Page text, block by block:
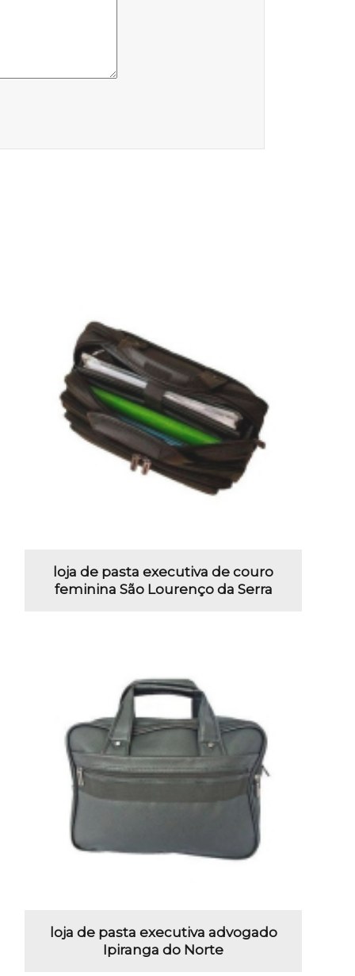
loja de pasta executiva de couro
feminina São Lourenço da Serra
loja de pasta executiva advogado
Ipiranga do Norte